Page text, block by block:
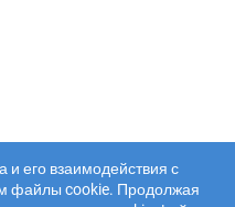
и его взаимодействия с
файлы cookie. Продолжая